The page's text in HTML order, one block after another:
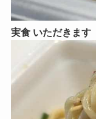
実食 いただきます